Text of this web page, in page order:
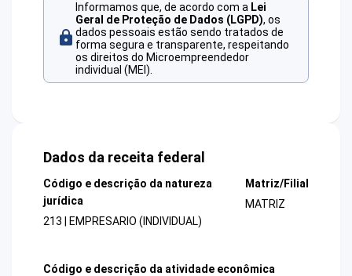
Informamos que, de acordo com a Lei
Geral de Proteção de Dados (LGPD), os
dados pessoais estão sendo tratados de
forma segura e transparente, respeitando
os direitos do Microempreendedor
individual (MEI).
Dados da receita federal
Código e descrição da natureza
jurídica
213 | EMPRESARIO (INDIVIDUAL)
Matriz/Filial
MATRIZ
Código e descrição da atividade econômica